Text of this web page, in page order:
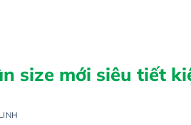
size mới siêu tiết